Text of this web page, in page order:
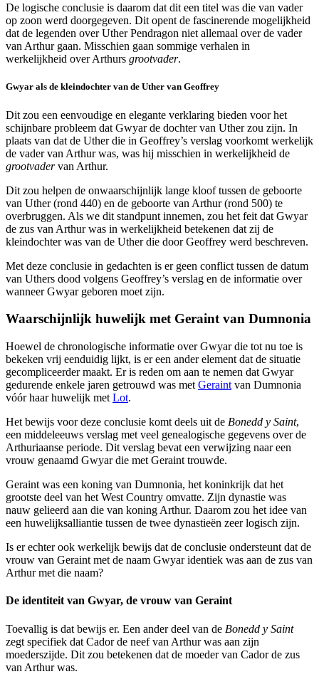
De logische conclusie is daarom dat dit een titel was die van vader
op zoon werd doorgegeven. Dit opent de fascinerende mogelijkheid
dat de legenden over Uther Pendragon niet allemaal over de vader
van Arthur gaan. Misschien gaan sommige verhalen in
werkelijkheid over Arthurs grootvader.
Gwyar als de kleindochter van de Uther van Geoffrey
Dit zou een eenvoudige en elegante verklaring bieden voor het
schijnbare probleem dat Gwyar de dochter van Uther zou zijn. In
plaats van dat de Uther die in Geoffrey’s verslag voorkomt werkelijk
de vader van Arthur was, was hij misschien in werkelijkheid de
grootvadervan Arthur.
Dit zou helpen de onwaarschijnlijk lange kloof tussen de geboorte
van Uther (rond 440) en de geboorte van Arthur (rond 500) te
overbruggen. Als we dit standpunt innemen, zou het feit dat Gwyar
de zus van Arthur was in werkelijkheid betekenen dat zij de
kleindochter was van de Uther die door Geoffrey werd beschreven.
Met deze conclusie in gedachten is er geen conflict tussen de datum
van Uthers dood volgens Geoffrey’s verslag en de informatie over
wanneer Gwyar geboren moet zijn.
Waarschijnlijk huwelijk met Geraint van Dumnonia
Hoewel de chronologische informatie over Gwyar die tot nu toe is
bekeken vrij eenduidig lijkt, is er een ander element dat de situatie
gecompliceerder maakt. Er is reden om aan te nemen dat Gwyar
gedurende enkele jaren getrouwd was met Geraint van Dumnonia
vóór haar huwelijk met Lot.
Het bewijs voor deze conclusie komt deels uit de Bonedd y Saint,
een middeleeuws verslag met veel genealogische gegevens over de
Arthuriaanse periode. Dit verslag bevat een verwijzing naar een
vrouw genaamd Gwyar die met Geraint trouwde.
Geraint was een koning van Dumnonia, het koninkrijk dat het
grootste deel van het West Country omvatte. Zijn dynastie was
nauw gelieerd aan die van koning Arthur. Daarom zou het idee van
een huwelijksalliantie tussen de twee dynastieën zeer logisch zijn.
Is er echter ook werkelijk bewijs dat de conclusie ondersteunt dat de
vrouw van Geraint met de naam Gwyar identiek was aan de zus van
Arthur met die naam?
De identiteit van Gwyar, de vrouw van Geraint
Toevallig is dat bewijs er. Een ander deel van de Bonedd y Saint
zegt specifiek dat Cador de neef van Arthur was aan zijn
moederszijde. Dit zou betekenen dat de moeder van Cador de zus
van Arthur was.